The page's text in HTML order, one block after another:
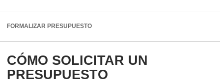
FORMALIZAR PRESUPUESTO
CÓMO SOLICITAR UN
PRESUPUESTO